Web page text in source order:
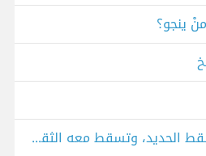
ينجو؟
حادثة الطائف… حين يسقط الحديد، وتسقط معه الثقة: من نلوم؟